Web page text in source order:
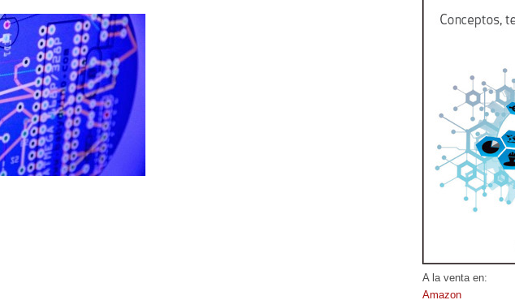
A la venta en:
Amazon